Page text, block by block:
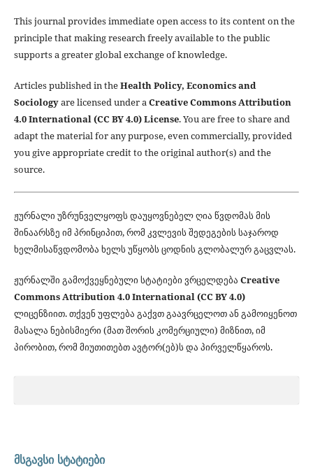
This journal provides immediate open access to its content on the
principle that making research freely available to the public
supports a greater global exchange of knowledge.
Articles published in theHealth Policy, Economics and
Sociologyare licensed under aCreative Commons Attribution
4.0 International (CC BY 4.0) License. You are free to share and
adapt the material for any purpose, even commercially, provided
you give appropriate credit to the original author(s) and the
source.
ჟურნალი უზრუნველყოფს დაუყოვნებელ ღია წვდომას მის
შინაარსზე იმ პრინციპით, რომ კვლევის შედეგების საჯაროდ
ხელმისაწვდომობა ხელს უწყობს ცოდნის გლობალურ გაცვლას.
ჟურნალში გამოქვეყნებული სტატიები ვრცელდება Creative
Commons Attribution 4.0 International (CC BY 4.0)
ლიცენზიით. თქვენ უფლება გაქვთ გაავრცელოთ ან გამოიყენოთ
მასალა ნებისმიერი (მათ შორის კომერციული) მიზნით, იმ
პირობით, რომ მიუთითებთ ავტორ(ებ)ს და პირველწყაროს.
მსგავსი სტატიები